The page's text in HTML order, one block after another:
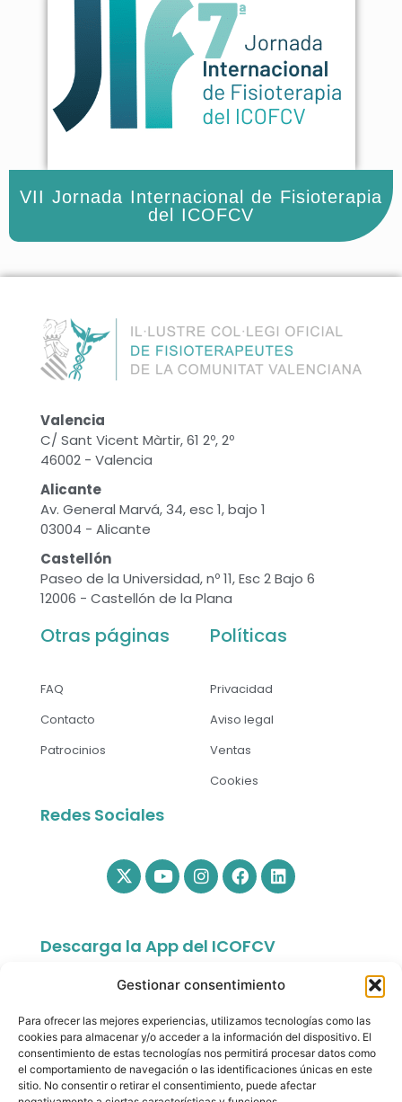
Gestionar consentimiento
Para ofrecer las mejores experiencias, utilizamos tecnologías como las
cookies para almacenar y/o acceder a la información del dispositivo. El
consentimiento de estas tecnologías nos permitirá procesar datos como
el comportamiento de navegación o las identificaciones únicas en este
sitio. No consentir o retirar el consentimiento, puede afectar
VII Jornada Internacional de Fisioterapia
del ICOFCV
Valencia
C/ Sant Vicent Màrtir, 61 2º, 2º
46002 - Valencia
Alicante
Av. General Marvá, 34, esc 1, bajo 1
03004 - Alicante
Castellón
Paseo de la Universidad, nº 11, Esc 2 Bajo 6
12006 - Castellón de la Plana
Otras páginas
FAQ
Contacto
Patrocinios
Políticas
Privacidad
Aviso legal
Ventas
Cookies
Redes Sociales
Descarga la App del ICOFCV